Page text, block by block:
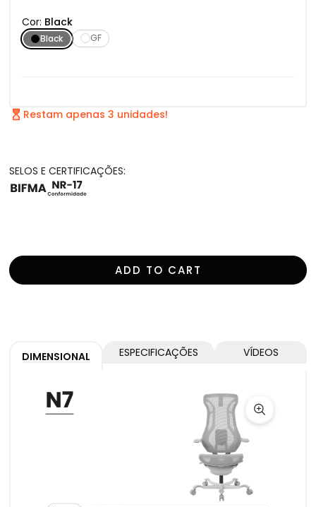
Cor: Black
Black GF
Restam apenas 3 unidades!
SELOS E CERTIFICAÇÕES:
ADD TO CART
DIMENSIONAL ESPECIFICAÇÕES VÍDEOS